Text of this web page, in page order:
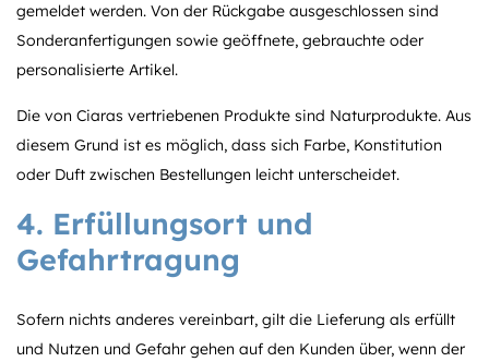
gemeldet werden. Von der Rückgabe ausgeschlossen sind
Sonderanfertigungen sowie geöffnete, gebrauchte oder
personalisierte Artikel.
Die von Ciaras vertriebenen Produkte sind Naturprodukte. Aus
diesem Grund ist es möglich, dass sich Farbe, Konstitution
oder Duft zwischen Bestellungen leicht unterscheidet.
4. Erfüllungsort und
Gefahrtragung
Sofern nichts anderes vereinbart, gilt die Lieferung als erfüllt
und Nutzen und Gefahr gehen auf den Kunden über, wenn der